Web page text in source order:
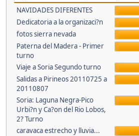
NAVIDADES DIFERENTES
Dedicatoria a la organizaci?n
fotos sierra nevada
Paterna del Madera - Primer
turno
Viaje a Soria Segundo turno
Salidas a Pirineos 20110725 a
20110807
Soria: Laguna Negra-Pico
Urbi?n y Ca?on del Rio Lobos,
2? Turno
caravaca estrecho y lluvia...